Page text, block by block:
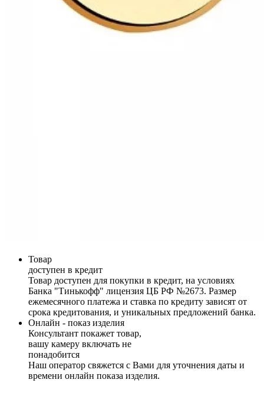
Товар
доступен в кредит
Товар доступен для покупки в кредит, на условиях
Банка "Тинькофф" лицензия ЦБ РФ №2673. Размер
ежемесячного платежа и ставка по кредиту зависят от
срока кредитования, и уникальных предложений банка.
Онлайн - показ изделия
Консультант покажет товар,
вашу камеру включать не
понадобится
Наш оператор свяжется с Вами для уточнения даты и
времени онлайн показа изделия.